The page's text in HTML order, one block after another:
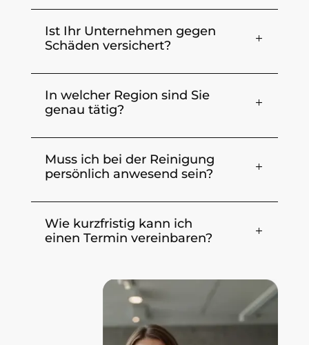
Ist Ihr Unternehmen gegen
Schäden versichert?
In welcher Region sind Sie
genau tätig?
Muss ich bei der Reinigung
persönlich anwesend sein?
Wie kurzfristig kann ich
einen Termin vereinbaren?